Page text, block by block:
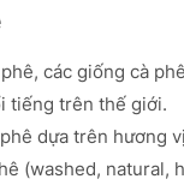
các giống cà
tiếng trên thế giới.
dựa trên hương
(washed, natural,